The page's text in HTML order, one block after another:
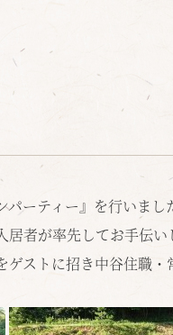
パーティー』 を行いまし
者が率先してお手伝い
ストに招き中谷住職